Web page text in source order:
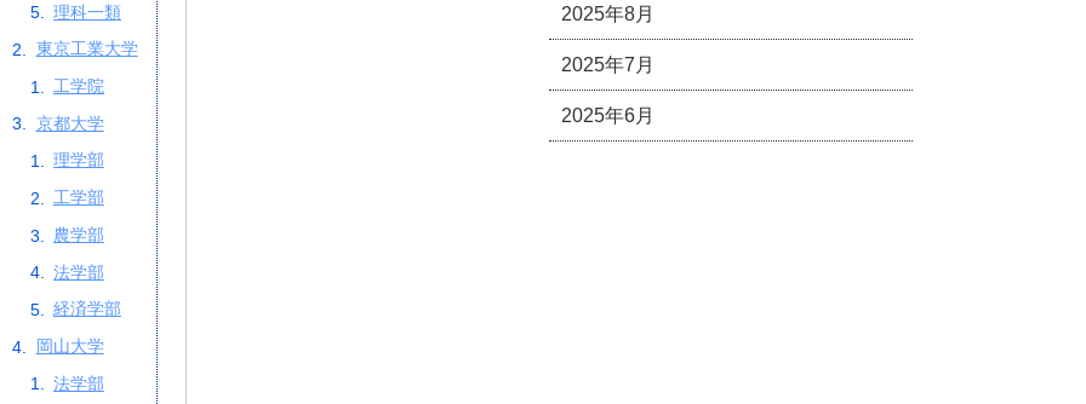
理科一類
東京工業大学
工学院
京都大学
理学部
工学部
農学部
法学部
経済学部
岡山大学
法学部
2025年8月
2025年7月
2025年6月